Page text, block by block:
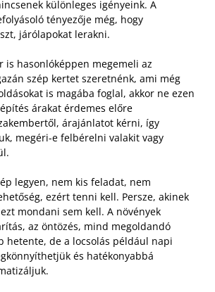
különleges igényeink. A
tényezője még, hogy
járólapokat lerakni.
is hasonlóképpen megemeli az
szép kertet szeretnénk, ami még
is magába foglal, akkor ne ezen
árakat érdemes előre
árajánlatot kérni, így
megéri-e felbérelni valakit vagy
legyen, nem kis feladat, nem
ezért tenni kell. Persze, akinek
mondani sem kell. A növények
az öntözés, mind megoldandó
hetente, de a locsolás például napi
és hatékonyabbá